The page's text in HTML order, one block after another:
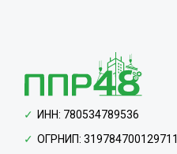
ИНН: 780534789536
ОГРНИП: 319784700129711